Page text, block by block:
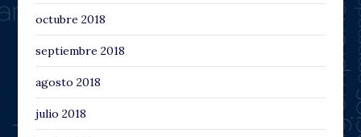
octubre 2018
septiembre 2018
agosto 2018
julio 2018